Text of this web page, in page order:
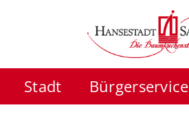
Stadt Bürgerservice